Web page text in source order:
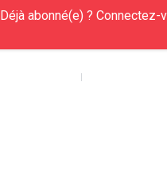
Déjà abonné(e) ? Connectez-